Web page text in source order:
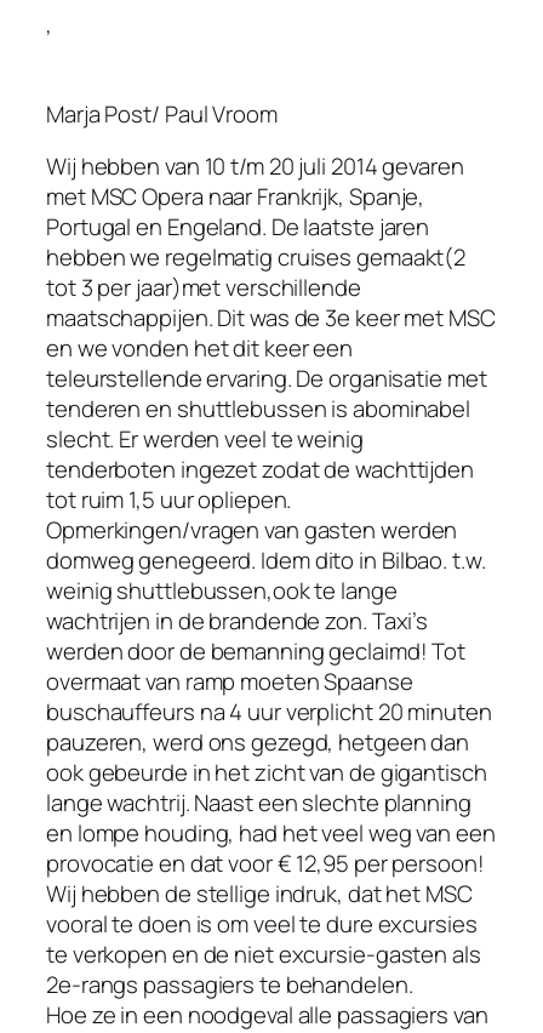
,
Marja Post/ Paul Vroom
Wij hebben van 10 t/m 20 juli 2014 gevaren
met MSC Opera naar Frankrijk, Spanje,
Portugal en Engeland. De laatste jaren
hebben we regelmatig cruises gemaakt(2
tot 3 per jaar)met verschillende
maatschappijen. Dit was de 3e keer met MSC
en we vonden het dit keer een
teleurstellende ervaring. De organisatie met
tenderen en shuttlebussen is abominabel
slecht. Er werden veel te weinig
tenderboten ingezet zodat de wachttijden
tot ruim 1,5 uur opliepen.
Opmerkingen/vragen van gasten werden
domweg genegeerd. Idem dito in Bilbao. t.w.
weinig shuttlebussen,ook te lange
wachtrijen in de brandende zon. Taxi’s
werden door de bemanning geclaimd! Tot
overmaat van ramp moeten Spaanse
buschauffeurs na 4 uur verplicht 20 minuten
pauzeren, werd ons gezegd, hetgeen dan
ook gebeurde in het zicht van de gigantisch
lange wachtrij. Naast een slechte planning
en lompe houding, had het veel weg van een
provocatie en dat voor € 12,95 per persoon!
Wij hebben de stellige indruk, dat het MSC
vooral te doen is om veel te dure excursies
te verkopen en de niet excursie-gasten als
2e-rangs passagiers te behandelen.
Hoe ze in een noodgeval alle passagiers van